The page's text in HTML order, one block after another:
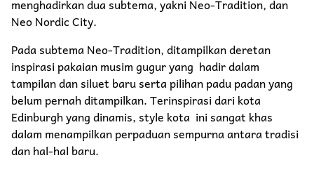
menghadirkan dua subtema, yakni Neo-Tradition, dan
Neo Nordic City.
Pada subtema Neo-Tradition, ditampilkan deretan
inspirasi pakaian musim gugur yang hadir dalam
tampilan dan siluet baru serta pilihan padu padan yang
belum pernah ditampilkan. Terinspirasi dari kota
Edinburgh yang dinamis, style kota ini sangat khas
dalam menampilkan perpaduan sempurna antara tradisi
dan hal-hal baru.